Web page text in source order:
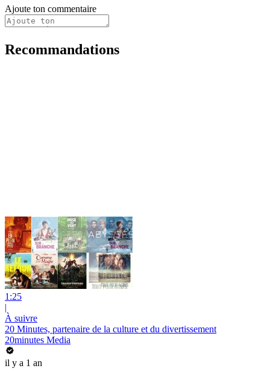
Ajoute ton commentaire
Recommandations
1:25
|
À suivre
20 Minutes, partenaire de la culture et du divertissement
20minutes Media
il y a 1 an